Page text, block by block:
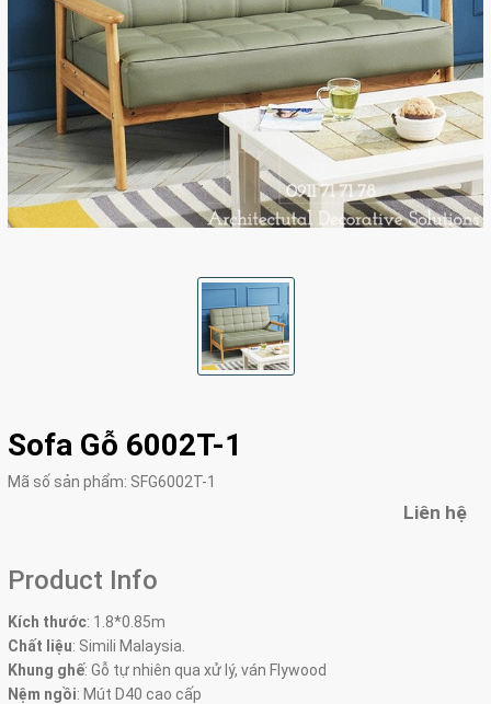
Sofa Gỗ 6002T-1
Mã số sản phẩm: SFG6002T-1
Liên hệ
Product Info
Kích thước: 1.8*0.85m
Chất liệu: Simili Malaysia.
Khung ghế: Gỗ tự nhiên qua xử lý, ván Flywood
Nệm ngồi: Mút D40 cao cấp